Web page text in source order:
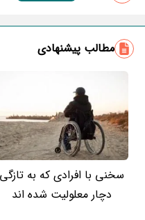
مطالب پیشنهادی
سخنی با افرادی که به تازگی
دچار معلولیت شده اند